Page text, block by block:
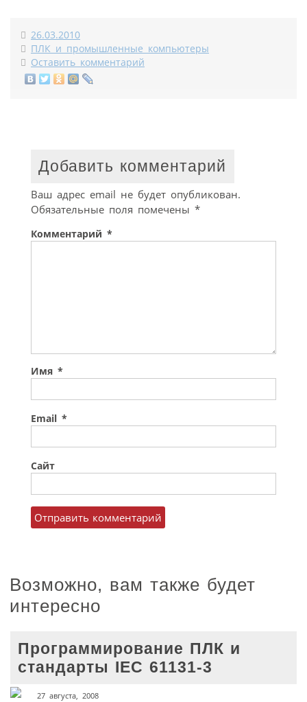
26.03.2010
ПЛК и промышленные компьютеры
Оставить комментарий
Добавить комментарий
Ваш адрес email не будет опубликован.
Обязательные поля помечены *
Комментарий *
Имя *
Email *
Сайт
Возможно, вам также будет
интересно
Программирование ПЛК и
стандарты IEC 61131-3
27 августа, 2008